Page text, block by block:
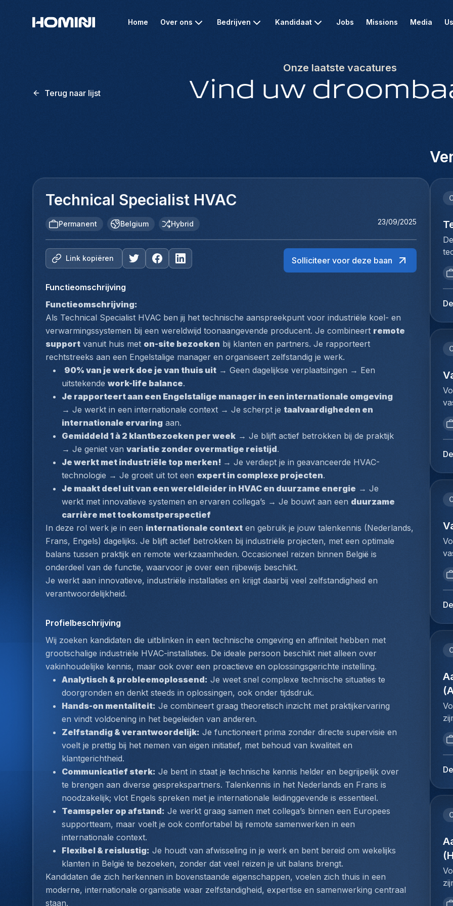
Home Over ons Bedrijven Kandidaat Jobs Missions Media
Onze laatste vacatures
Vind uw
Terug naar lijst
Technical Specialist HVAC
Permanent Belgium Hybrid 23/09/2025
Link kopiëren Solliciteer voor deze baan
Functieomschrijving
Functieomschrijving:
Als Technical Specialist HVAC ben jij het technische aanspreekpunt voor industriële koel- en
verwarmingssystemen bij een wereldwijd toonaangevende producent. Je combineert remote
support vanuit huis met on-site bezoeken bij klanten en partners. Je rapporteert
rechtstreeks aan een Engelstalige manager en organiseert zelfstandig je werk.
90% van je werk doe je van thuis uit → Geen dagelijkse verplaatsingen → Een
uitstekende work-life balance.
Je rapporteert aan een Engelstalige manager in een internationale omgeving
→ Je werkt in een internationale context → Je scherpt je taalvaardigheden en
internationale ervaring aan.
Gemiddeld 1 à 2 klantbezoeken per week → Je blijft actief betrokken bij de praktijk
→ Je geniet van variatie zonder overmatige reistijd.
Je werkt met industriële top merken! → Je verdiept je in geavanceerde HVAC-
technologie → Je groeit uit tot een expert in complexe projecten.
Je maakt deel uit van een wereldleider in HVAC en duurzame energie → Je
werkt met innovatieve systemen en ervaren collega’s → Je bouwt aan een duurzame
carrière met toekomstperspectief
In deze rol werk je in een internationale context en gebruik je jouw talenkennis (Nederlands,
Frans, Engels) dagelijks. Je blijft actief betrokken bij industriële projecten, met een optimale
balans tussen praktijk en remote werkzaamheden. Occasioneel reizen binnen België is
onderdeel van de functie, waarvoor je over een rijbewijs beschikt.
Je werkt aan innovatieve, industriële installaties en krijgt daarbij veel zelfstandigheid en
verantwoordelijkheid.
Profielbeschrijving
Wij zoeken kandidaten die uitblinken in een technische omgeving en affiniteit hebben met
grootschalige industriële HVAC-installaties. De ideale persoon beschikt niet alleen over
vakinhoudelijke kennis, maar ook over een proactieve en oplossingsgerichte instelling.
Analytisch & probleemoplossend: Je weet snel complexe technische situaties te
doorgronden en denkt steeds in oplossingen, ook onder tijdsdruk.
Hands-on mentaliteit: Je combineert graag theoretisch inzicht met praktijkervaring
en vindt voldoening in het begeleiden van anderen.
Zelfstandig & verantwoordelijk: Je functioneert prima zonder directe supervisie en
voelt je prettig bij het nemen van eigen initiatief, met behoud van kwaliteit en
klantgerichtheid.
Communicatief sterk: Je bent in staat je technische kennis helder en begrijpelijk over
te brengen aan diverse gesprekspartners. Talenkennis in het Nederlands en Frans is
noodzakelijk; vlot Engels spreken met je internationale leidinggevende is essentieel.
Teamspeler op afstand: Je werkt graag samen met collega’s binnen een Europees
supportteam, maar voelt je ook comfortabel bij remote samenwerken in een
internationale context.
Flexibel & reislustig: Je houdt van afwisseling in je werk en bent bereid om wekelijks
klanten in België te bezoeken, zonder dat veel reizen je uit balans brengt.
Kandidaten die zich herkennen in bovenstaande eigenschappen, voelen zich thuis in een
moderne, internationale organisatie waar zelfstandigheid, expertise en samenwerking centraal
staan.
et
à